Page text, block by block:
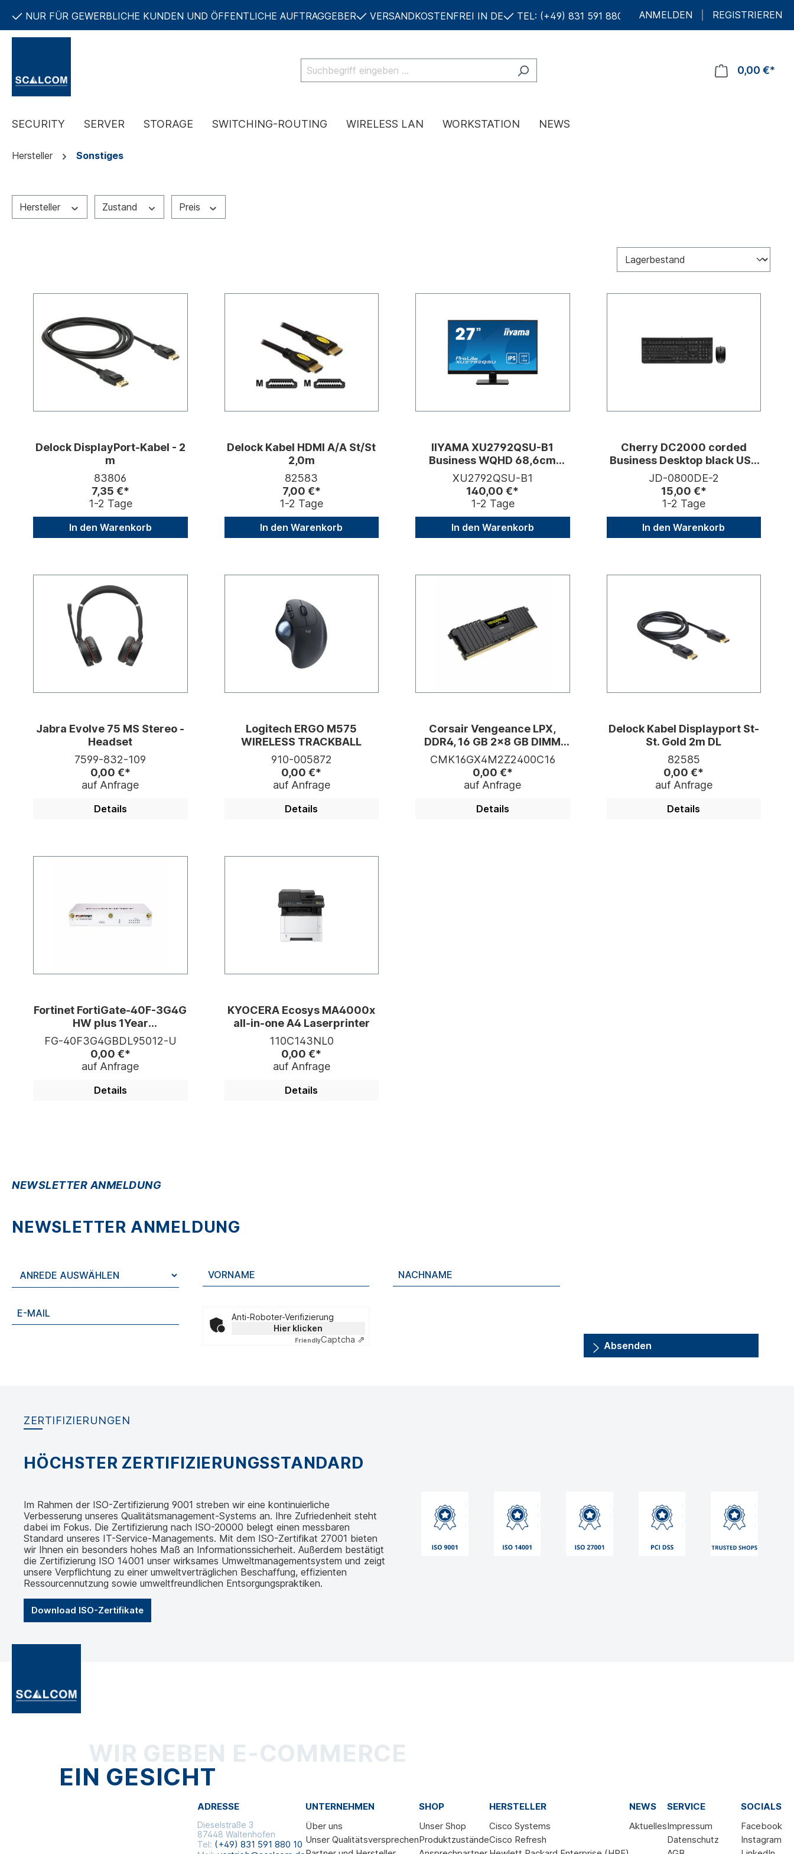
NUR FÜR GEWERBLICHE KUNDEN UND ÖFFENTLICHE AUFTRAGGEBER VERSANDKOSTENFREI IN DE TEL: (+49) 831 591 880 10 ANMELDEN REGISTRIEREN
0,00 €*
SECURITY SERVER STORAGE SWITCHING-ROUTING WIRELESS LAN WORKSTATION NEWS
Hersteller Sonstiges
Hersteller Zustand Preis
Delock DisplayPort-Kabel - 2
m
83806
7,35 €*
1-2 Tage
In den Warenkorb
Delock Kabel HDMI A/A St/St
2,0m
82583
7,00 €*
1-2 Tage
In den Warenkorb
IIYAMA XU2792QSU-B1
Business WQHD 68,6cm
27Zoll IPS LED WQHD 16:9
70Hz 1000:1
XU2792QSU-B1
140,00 €*
1-2 Tage
In den Warenkorb
Cherry DC2000 corded
Business Desktop black USB
(DE)
JD-0800DE-2
15,00 €*
1-2 Tage
In den Warenkorb
Jabra Evolve 75 MS Stereo -
Headset
7599-832-109
0,00 €*
auf Anfrage
Details
Logitech ERGO M575
WIRELESS TRACKBALL
910-005872
0,00 €*
auf Anfrage
Details
Corsair Vengeance LPX,
DDR4, 16 GB 2x8 GB DIMM
288-PIN - ungepuffert
CMK16GX4M2Z2400C16
0,00 €*
auf Anfrage
Details
Delock Kabel Displayport St-
St. Gold 2m DL
82585
0,00 €*
auf Anfrage
Details
Fortinet FortiGate-40F-3G4G
HW plus 1Year
FortiCarePrem & FortiGuard
Unified
FG-40F3G4GBDL95012-U
0,00 €*
auf Anfrage
Details
KYOCERA Ecosys MA4000x
all-in-one A4 Laserprinter
110C143NL0
0,00 €*
auf Anfrage
Details
NEWSLETTER ANMELDUNG
NEWSLETTER ANMELDUNG
Anti-Roboter-Verifizierung
Hier klicken
FriendlyCaptcha ⇗
Absenden
ZERTIFIZIERUNGEN
HÖCHSTER ZERTIFIZIERUNGSSTANDARD
Im Rahmen der ISO-Zertifizierung 9001 streben wir eine kontinuierliche
Verbesserung unseres Qualitätsmanagement-Systems an. Ihre Zufriedenheit steht
dabei im Fokus. Die Zertifizierung nach ISO-20000 belegt einen messbaren
Standard unseres IT-Service-Managements. Mit dem ISO-Zertifikat 27001 bieten
wir Ihnen ein besonders hohes Maß an Informationssicherheit. Außerdem bestätigt
die Zertifizierung ISO 14001 unser wirksames Umweltmanagementsystem und zeigt
unsere Verpflichtung zu einer umweltverträglichen Beschaffung, effizienten
Ressourcennutzung sowie umweltfreundlichen Entsorgungspraktiken.
Download ISO-Zertifikate
WIR GEBEN E-COMMERCE
EIN GESICHT
ADRESSE
Dieselstraße 3
87448 Waltenhofen
Tel: (+49) 831 591 880 10
UNTERNEHMEN
Über uns
Unser Qualitätsversprechen
SHOP
Unser Shop
Produktzustände
HERSTELLER
Cisco Systems
Cisco Refresh
NEWS
Aktuelles
SERVICE
Impressum
Datenschutz
SOCIALS
Facebook
Instagram